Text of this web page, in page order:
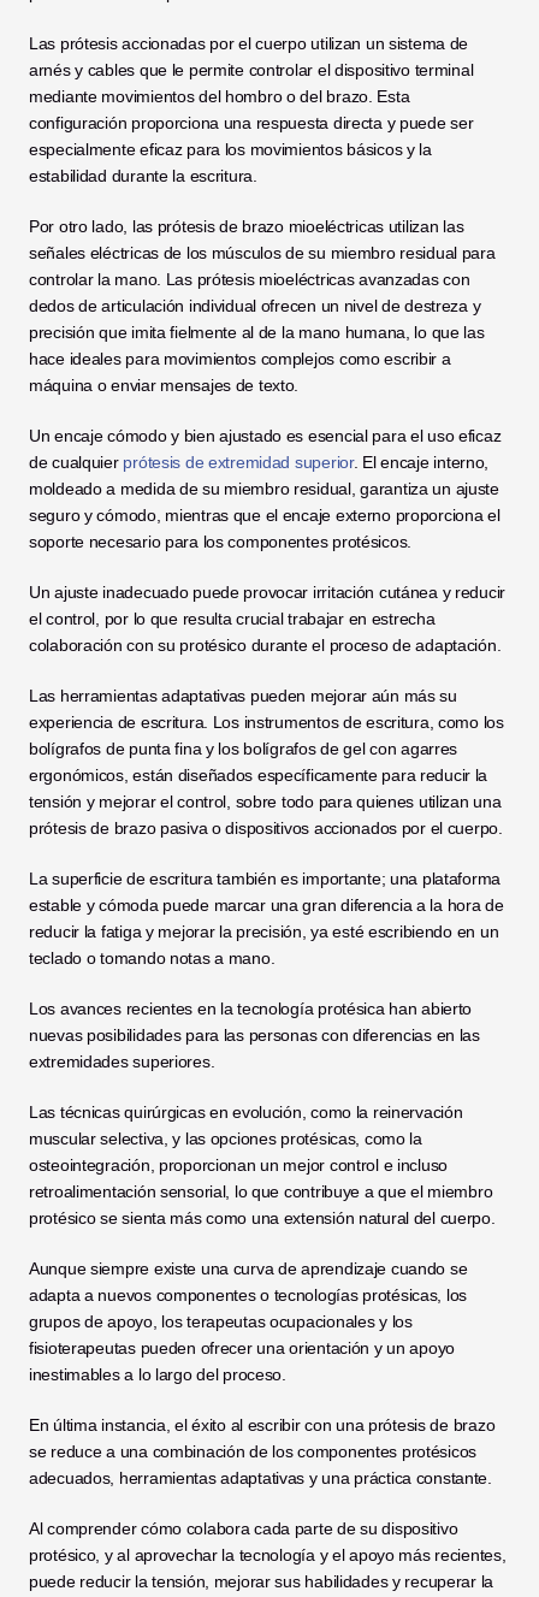
Las prótesis accionadas por el cuerpo utilizan un sistema de
arnés y cables que le permite controlar el dispositivo terminal
mediante movimientos del hombro o del brazo. Esta
configuración proporciona una respuesta directa y puede ser
especialmente eficaz para los movimientos básicos y la
estabilidad durante la escritura.
Por otro lado, las prótesis de brazo mioeléctricas utilizan las
señales eléctricas de los músculos de su miembro residual para
controlar la mano. Las prótesis mioeléctricas avanzadas con
dedos de articulación individual ofrecen un nivel de destreza y
precisión que imita fielmente al de la mano humana, lo que las
hace ideales para movimientos complejos como escribir a
máquina o enviar mensajes de texto.
Un encaje cómodo y bien ajustado es esencial para el uso eficaz
de cualquier prótesis de extremidad superior. El encaje interno,
moldeado a medida de su miembro residual, garantiza un ajuste
seguro y cómodo, mientras que el encaje externo proporciona el
soporte necesario para los componentes protésicos.
Un ajuste inadecuado puede provocar irritación cutánea y reducir
el control, por lo que resulta crucial trabajar en estrecha
colaboración con su protésico durante el proceso de adaptación.
Las herramientas adaptativas pueden mejorar aún más su
experiencia de escritura. Los instrumentos de escritura, como los
bolígrafos de punta fina y los bolígrafos de gel con agarres
ergonómicos, están diseñados específicamente para reducir la
tensión y mejorar el control, sobre todo para quienes utilizan una
prótesis de brazo pasiva o dispositivos accionados por el cuerpo.
La superficie de escritura también es importante; una plataforma
estable y cómoda puede marcar una gran diferencia a la hora de
reducir la fatiga y mejorar la precisión, ya esté escribiendo en un
teclado o tomando notas a mano.
Los avances recientes en la tecnología protésica han abierto
nuevas posibilidades para las personas con diferencias en las
extremidades superiores.
Las técnicas quirúrgicas en evolución, como la reinervación
muscular selectiva, y las opciones protésicas, como la
osteointegración, proporcionan un mejor control e incluso
retroalimentación sensorial, lo que contribuye a que el miembro
protésico se sienta más como una extensión natural del cuerpo.
Aunque siempre existe una curva de aprendizaje cuando se
adapta a nuevos componentes o tecnologías protésicas, los
grupos de apoyo, los terapeutas ocupacionales y los
fisioterapeutas pueden ofrecer una orientación y un apoyo
inestimables a lo largo del proceso.
En última instancia, el éxito al escribir con una prótesis de brazo
se reduce a una combinación de los componentes protésicos
adecuados, herramientas adaptativas y una práctica constante.
Al comprender cómo colabora cada parte de su dispositivo
protésico, y al aprovechar la tecnología y el apoyo más recientes,
puede reducir la tensión, mejorar sus habilidades y recuperar la